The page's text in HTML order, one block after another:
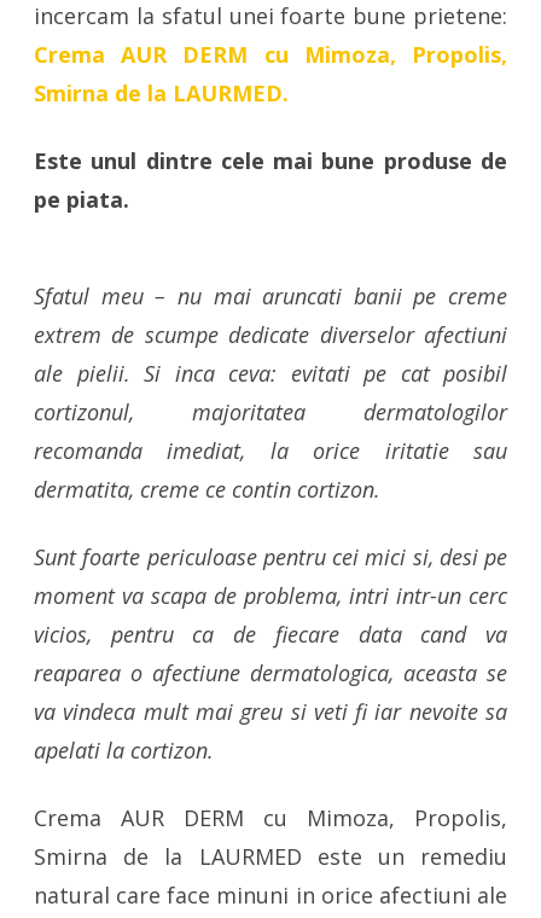
incercam la sfatul unei foarte bune prietene:
Crema AUR DERM cu Mimoza, Propolis,
Smirna de la LAURMED.
Este unul dintre cele mai bune produse de
pe piata.
Sfatul meu – nu mai aruncati banii pe creme
extrem de scumpe dedicate diverselor afectiuni
ale pielii. Si inca ceva: evitati pe cat posibil
cortizonul, majoritatea dermatologilor
recomanda imediat, la orice iritatie sau
dermatita, creme ce contin cortizon.
Sunt foarte periculoase pentru cei mici si, desi pe
moment va scapa de problema, intri intr-un cerc
vicios, pentru ca de fiecare data cand va
reaparea o afectiune dermatologica, aceasta se
va vindeca mult mai greu si veti fi iar nevoite sa
apelati la cortizon.
Crema AUR DERM cu Mimoza, Propolis,
Smirna de la LAURMED este un remediu
natural care face minuni in orice afectiuni ale